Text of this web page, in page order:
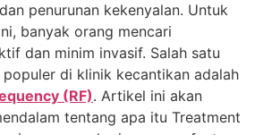
penurunan kekenyalan. Untuk
banyak orang mencari
dan minim invasif. Salah satu
di klinik kecantikan adalah
(RF). Artikel ini akan
tentang apa itu Treatment